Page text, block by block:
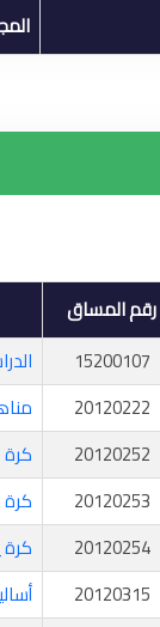
رقم المساق
15200107
20120222
20120252
كرة
20120253
كرة
20120254
كرة
20120315